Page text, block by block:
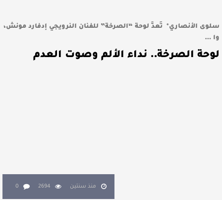
سلوى الأنصاري* تُعدُّ لوحة “الصرخة” للفنان النرويجي إدفارد مونش،
وا …
لوحة الصرخة.. نداء الألم وصوت العدم
منذ سنتين 2694
0